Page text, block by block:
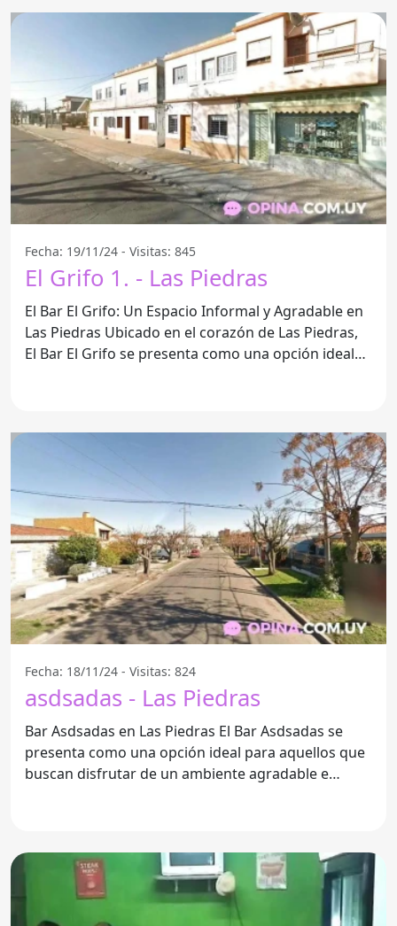
Fecha: 19/11/24 - Visitas: 845
El Grifo 1. - Las Piedras
El Bar El Grifo: Un Espacio Informal y Agradable en
Las Piedras Ubicado en el corazón de Las Piedras,
El Bar El Grifo se presenta como una opción ideal
Fecha: 18/11/24 - Visitas: 824
asdsadas - Las Piedras
Bar Asdsadas en Las Piedras El Bar Asdsadas se
presenta como una opción ideal para aquellos que
buscan disfrutar de un ambiente agradable e